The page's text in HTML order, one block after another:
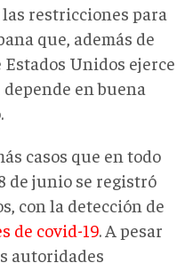
restricciones para
que, además de
Unidos ejerce
depende en buena
casos que en todo
de junio se registró
con la detección de
de covid-19. A pesar
autoridades